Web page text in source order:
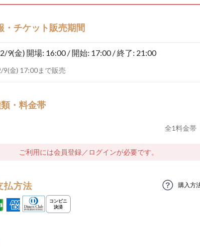
・チケット販売期間
9(金) 開場: 16:00 / 開始: 17:00 / 終了: 21:00
9(金) 17:00まで販売
・料金帯
全1料金帯
ご利用には会員登録／ログインが必要です。
払方法 購入方